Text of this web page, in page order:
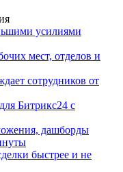
усилиями
мест, отделов и
сотрудников от
Битрикс24 с
дашборды
быстрее и не